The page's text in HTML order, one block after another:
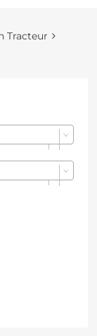
Tracteur